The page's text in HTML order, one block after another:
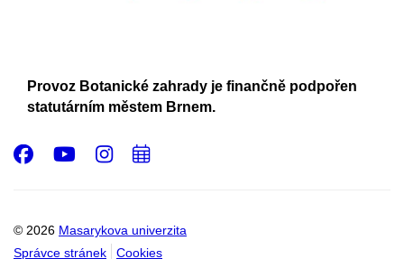
Provoz Botanické zahrady je finančně podpořen
statutárním městem Brnem.
© 2026 Masarykova univerzita
Správce stránek
Cookies
Facebook
Youtube
Instagram
Přidat